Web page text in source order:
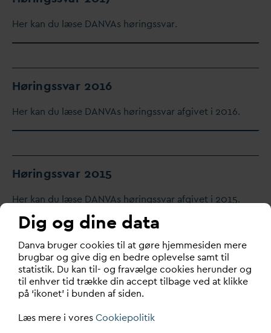
Her kan du læse DANVAs høringssvar.
Høringssvar 2016
Her kan du læse DANVAs høringssvar afgivet i 2016.
Høringssvar 2015
Her kan du læse DANVAs høringssvar afgivet i 2015.
Høringssv ar 2014
Her kan du læseDANVAs høringssvar afgivet i 2014.
Dig og dine data
Danva bruger cookies til at gøre hjemmesiden mere
brugbar og give dig en bedre oplevelse samt til
statistik. Du kan til- og fravælge cookies herunder og
til enhver tid trække din accept tilbage ved at klikke
på ‘ikonet’ i bunden af siden.
Læs mere i voresCookiepolitik